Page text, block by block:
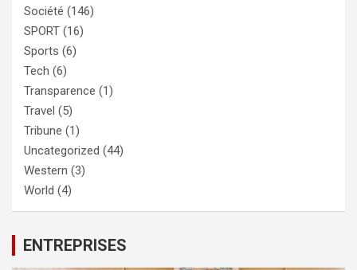
Société (146)
SPORT (16)
Sports (6)
Tech (6)
Transparence (1)
Travel (5)
Tribune (1)
Uncategorized (44)
Western (3)
World (4)
ENTREPRISES